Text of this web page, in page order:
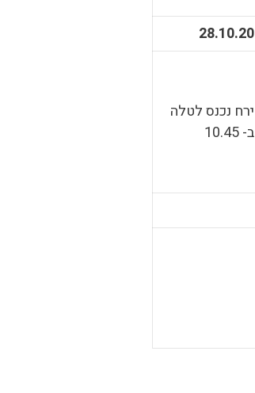
28.10.20
ירח נכנס לטלה
ב- 10.45